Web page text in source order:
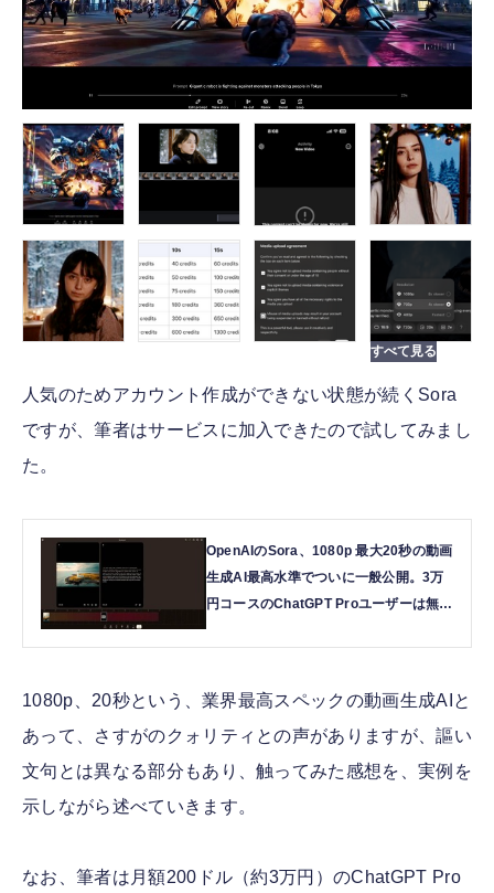
人気のためアカウント作成ができない状態が続くSora
ですが、筆者はサービスに加入できたので試してみまし
た。
OpenAIのSora、1080p 最大20秒の動画
生成AI最高水準でついに一般公開。3万
円コースのChatGPT Proユーザーは無制
1080p、20秒という、業界最高スペックの動画生成AIと
あって、さすがのクォリティとの声がありますが、謳い
文句とは異なる部分もあり、触ってみた感想を、実例を
示しながら述べていきます。
なお、筆者は月額200ドル（約3万円）のChatGPT Pro